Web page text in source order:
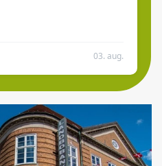
03. aug.